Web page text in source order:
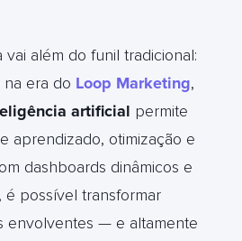
além do funil tradicional:
era do Loop Marketing,
artificial permite
aprendizado, otimização e
dashboards dinâmicos e
é possível transformar
envolventes — e altamente